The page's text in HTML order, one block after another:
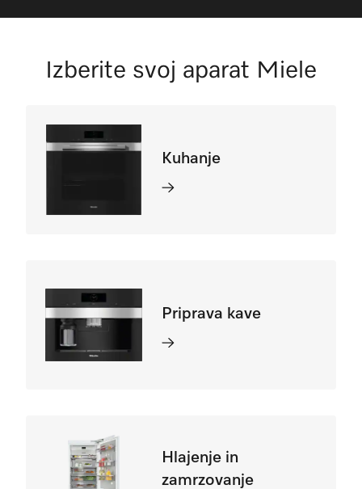
Izberite svoj aparat Miele
Kuhanje
Priprava kave
Hlajenje in
zamrzovanje